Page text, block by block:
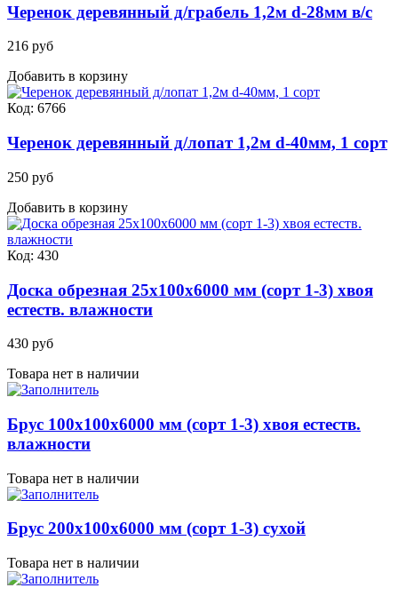
Черенок деревянный д/грабель 1,2м d-28мм в/с
216 руб
Добавить в корзину
Код: 6766
Черенок деревянный д/лопат 1,2м d-40мм, 1 сорт
250 руб
Добавить в корзину
Код: 430
Доска обрезная 25х100х6000 мм (сорт 1-3) хвоя
естеств. влажности
430 руб
Товара нет в наличии
Брус 100х100х6000 мм (сорт 1-3) хвоя естеств.
влажности
Товара нет в наличии
Брус 200х100х6000 мм (сорт 1-3) сухой
Товара нет в наличии